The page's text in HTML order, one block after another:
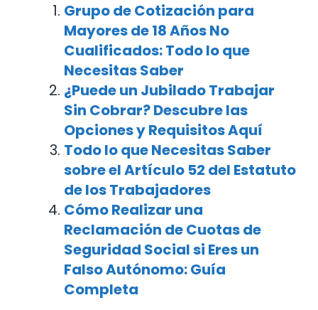
Grupo de Cotización para
Mayores de 18 Años No
Cualificados: Todo lo que
Necesitas Saber
¿Puede un Jubilado Trabajar
Sin Cobrar? Descubre las
Opciones y Requisitos Aquí
Todo lo que Necesitas Saber
sobre el Artículo 52 del Estatuto
de los Trabajadores
Cómo Realizar una
Reclamación de Cuotas de
Seguridad Social si Eres un
Falso Autónomo: Guía
Completa